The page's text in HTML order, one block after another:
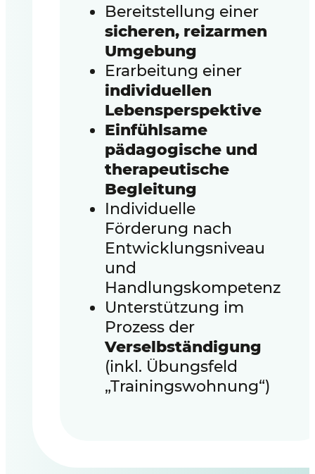
Bereitstellung einer
sicheren, reizarmen
Umgebung
Erarbeitung einer
individuellen
Lebensperspektive
Einfühlsame
pädagogische und
therapeutische
Begleitung
Individuelle
Förderung nach
Entwicklungsniveau
und
Handlungskompetenz
Unterstützung im
Prozess der
Verselbständigung
(inkl. Übungsfeld
„Trainingswohnung“)